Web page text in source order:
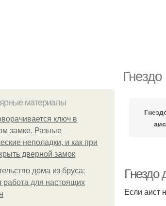
материалы
ключ в
замке. Разные
неполадки, и как при
дверной замок
дома из бруса:
работа для настоящих
Гнездо
Если аист